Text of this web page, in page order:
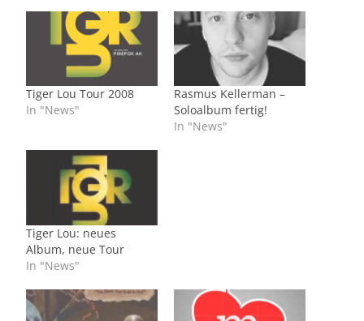
Tiger Lou Tour 2008
In "News"
Rasmus Kellerman –
Soloalbum fertig!
In "News"
Tiger Lou: neues
Album, neue Tour
In "News"